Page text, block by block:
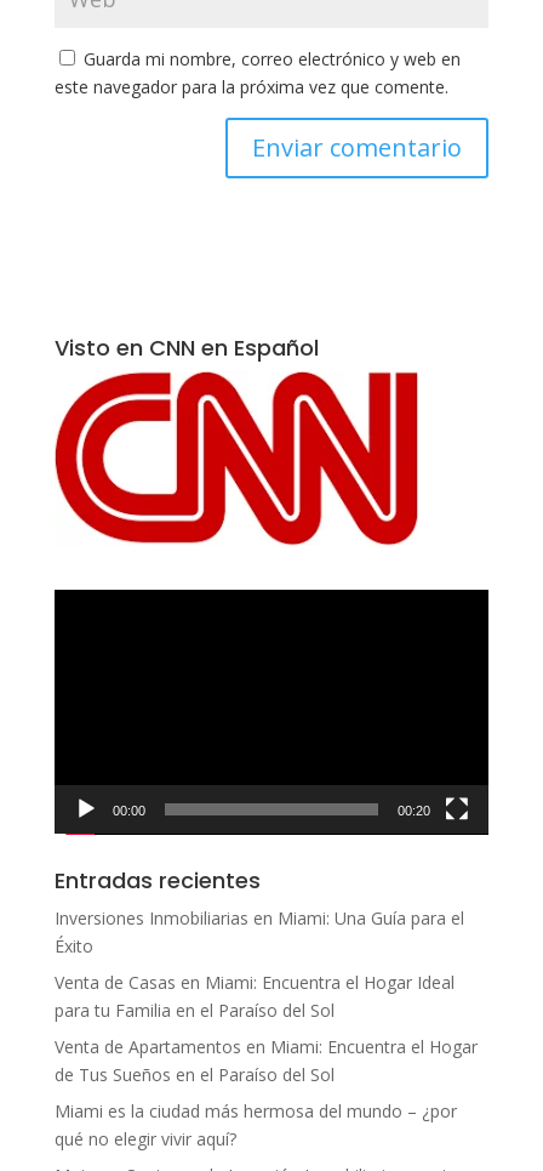
Guarda mi nombre, correo electrónico y web en
este navegador para la próxima vez que comente.
Visto en CNN en Español
00:00 00:20
Entradas recientes
Inversiones Inmobiliarias en Miami: Una Guía para el
Éxito
Venta de Casas en Miami: Encuentra el Hogar Ideal
para tu Familia en el Paraíso del Sol
Venta de Apartamentos en Miami: Encuentra el Hogar
de Tus Sueños en el Paraíso del Sol
Miami es la ciudad más hermosa del mundo – ¿por
qué no elegir vivir aquí?